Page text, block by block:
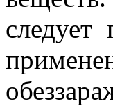
следует